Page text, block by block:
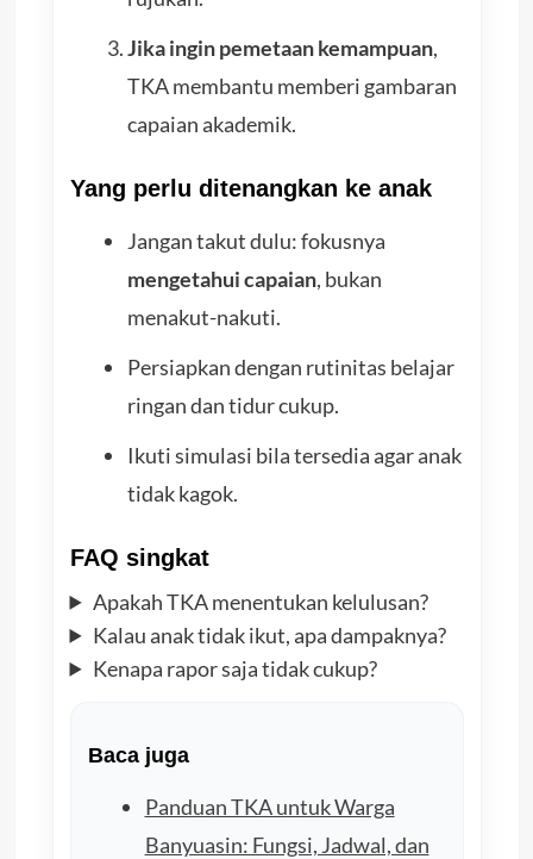
Jika ingin pemetaan kemampuan,
TKA membantu memberi gambaran
capaian akademik.
Yang perlu ditenangkan ke anak
Jangan takut dulu: fokusnya
mengetahui capaian, bukan
menakut-nakuti.
Persiapkan dengan rutinitas belajar
ringan dan tidur cukup.
Ikuti simulasi bila tersedia agar anak
tidak kagok.
FAQ singkat
Apakah TKA menentukan kelulusan?
Kalau anak tidak ikut, apa dampaknya?
Kenapa rapor saja tidak cukup?
Baca juga
Panduan TKA untuk Warga
Banyuasin: Fungsi, Jadwal, dan